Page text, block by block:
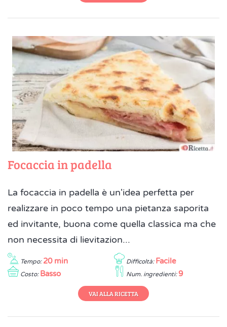
Focaccia in padella
La focaccia in padella è un'idea perfetta per
realizzare in poco tempo una pietanza saporita
ed invitante, buona come quella classica ma che
non necessita di lievitazion...
Tempo: 20 min Difficoltà: Facile
Costo: Basso Num. ingredienti: 9
VAI ALLA RICETTA